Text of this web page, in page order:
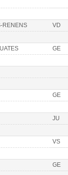
RENENS VD
GE
GE
JU
VS
GE